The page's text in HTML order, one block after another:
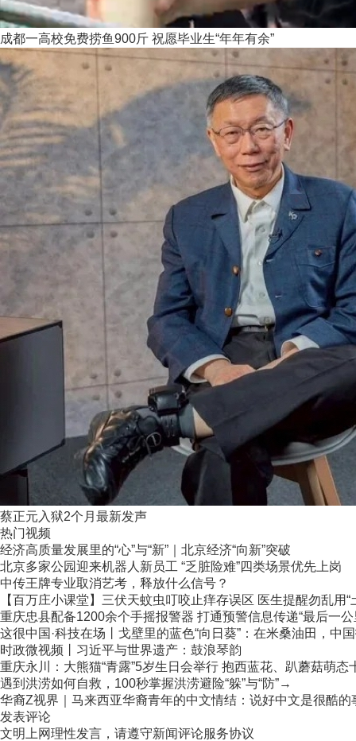
成都一高校免费捞鱼900斤 祝愿毕业生“年年有余”
蔡正元入狱2个月最新发声
热门视频
经济高质量发展里的“心”与“新”｜北京经济“向新”突破
北京多家公园迎来机器人新员工 “乏脏险难”四类场景优先上岗
中传王牌专业取消艺考，释放什么信号？
【百万庄小课堂】三伏天蚊虫叮咬止痒存误区 医生提醒勿乱用“
重庆忠县配备1200余个手摇报警器 打通预警信息传递“最后一公
这很中国·科技在场丨戈壁里的蓝色“向日葵”：在米桑油田，中
时政微视频丨习近平与世界遗产：鼓浪琴韵
重庆永川：大熊猫“青露”5岁生日会举行 抱西蓝花、趴蘑菇萌态
遇到洪涝如何自救，100秒掌握洪涝避险“躲”与“防”→
华裔Z视界｜马来西亚华裔青年的中文情结：说好中文是很酷的
发表评论
文明上网理性发言，请遵守新闻评论服务协议